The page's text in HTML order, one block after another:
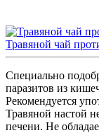
Травяной чай
Специально
паразитов из
Рекомендуется
Травяной настой
печени. Не